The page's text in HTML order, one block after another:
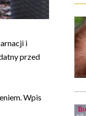
i
przed
Wpis